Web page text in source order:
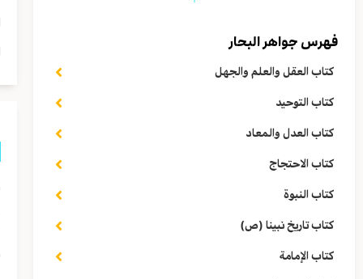
فهرس جواهر البحار
كتاب العقل والعلم والجهل
كتاب التوحيد
كتاب العدل والمعاد
كتاب الاحتجاج
كتاب النبوة
كتاب تاريخ نبينا (ص)
كتاب الإمامة